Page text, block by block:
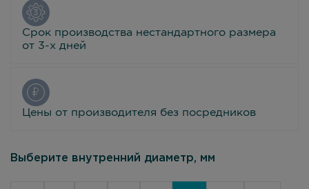
Срок производства нестандартного размера
от 3-х дней
Цены от производителя без посредников
Выберите внутренний диаметр, мм